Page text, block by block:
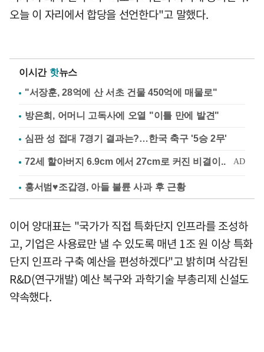
오늘 이 자리에서 합당을 선언한다"고 말했다.
이시간 핫뉴스
"서장훈, 28억에 산 서초 건물 450억에 매물로"
방은희, 어머니 고독사에 오열 "이틀 만에 발견"
심판 성 접대 7경기 결과는?…한국 축구 '5승 2무'
홍서범♥조갑경, 아들 불륜 사과 후 근황
이어 양대표는 "국가가 직접 특화단지 인프라를 조성하
고, 기업은 사용료만 낼 수 있도록 매년 1조 원 이상 특화
단지 인프라 구축 예산을 편성하겠다"고 밝히며 삭감된
R&D(연구개발) 예산 복구와 과학기술 부총리제 신설도
약속했다.